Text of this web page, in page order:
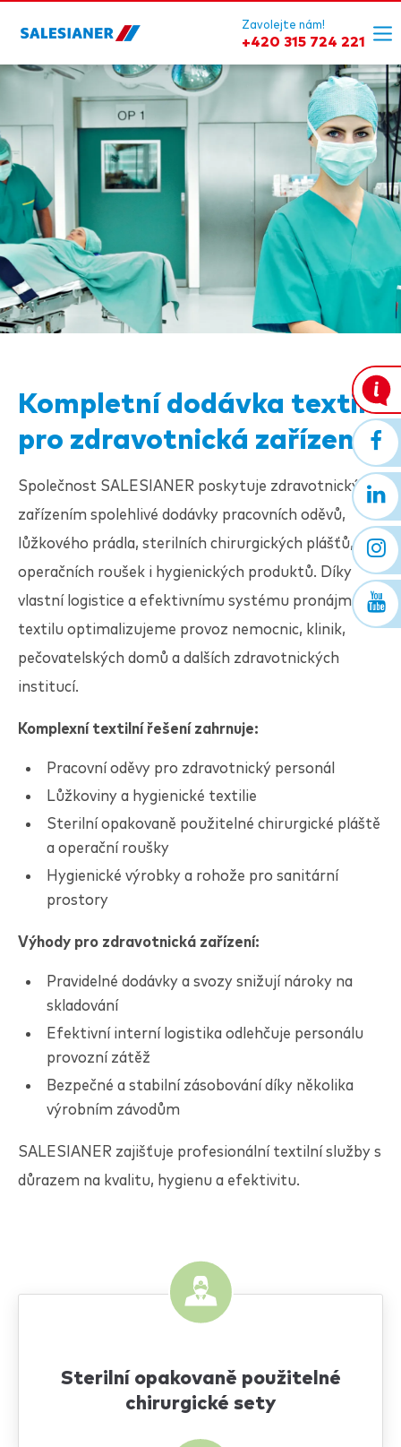
Zavolejte nám!
+420 315 724 221
Kompletní dodávka textilu
pro zdravotnická zařízení
Společnost SALESIANER poskytuje zdravotnickým
zařízením spolehlivé dodávky pracovních oděvů,
lůžkového prádla, sterilních chirurgických plášťů,
operačních roušek i hygienických produktů. Díky
vlastní logistice a efektivnímu systému pronájmu
textilu optimalizujeme provoz nemocnic, klinik,
pečovatelských domů a dalších zdravotnických
institucí.
Komplexní textilní řešení zahrnuje:
Pracovní oděvy pro zdravotnický personál
Lůžkoviny a hygienické textilie
Sterilní opakovaně použitelné chirurgické pláště
a operační roušky
Hygienické výrobky a rohože pro sanitární
prostory
Výhody pro zdravotnická zařízení:
Pravidelné dodávky a svozy snižují nároky na
skladování
Efektivní interní logistika odlehčuje personálu
provozní zátěž
Bezpečné a stabilní zásobování díky několika
výrobním závodům
SALESIANER zajišťuje profesionální textilní služby s
důrazem na kvalitu, hygienu a efektivitu.
Sterilní opakovaně použitelné
chirurgické sety